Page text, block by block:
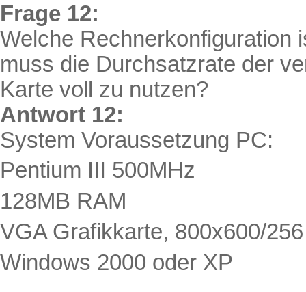
Frage 12:
Welche Rechnerkonfiguration
muss die Durchsatzrate der
Karte voll zu nutzen?
Antwort 12:
System Voraussetzung PC:
Pentium III 500MHz
128MB RAM
VGA Grafikkarte, 800x600/
Windows 2000 oder XP